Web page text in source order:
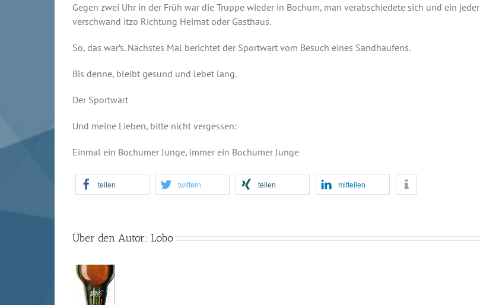
Gegen zwei Uhr in der Früh war die Truppe wieder in Bochum, man verabschiedete sich und ein jeder
verschwand itzo Richtung Heimat oder Gasthaus.
So, das war’s. Nächstes Mal berichtet der Sportwart vom Besuch eines Sandhaufens.
Bis denne, bleibt gesund und lebet lang.
Der Sportwart
Und meine Lieben, bitte nicht vergessen:
Einmal ein Bochumer Junge, immer ein Bochumer Junge
teilen twittern teilen mitteilen
Über den Autor: Lobo